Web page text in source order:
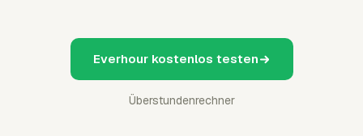
Everhour kostenlos testen
Überstundenrechner